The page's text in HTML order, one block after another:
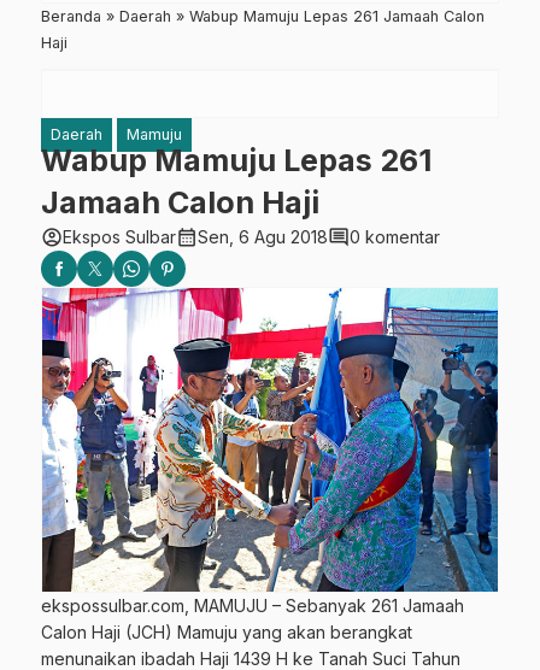
Beranda » Daerah » Wabup Mamuju Lepas 261 Jamaah Calon
Haji
Daerah Mamuju
Wabup Mamuju Lepas 261
Jamaah Calon Haji
account_circleEkspos Sulbarcalendar_monthSen, 6 Agu 2018comment0 komentar
ekspossulbar.com, MAMUJU – Sebanyak 261 Jamaah
Calon Haji (JCH) Mamuju yang akan berangkat
menunaikan ibadah Haji 1439 H ke Tanah Suci Tahun